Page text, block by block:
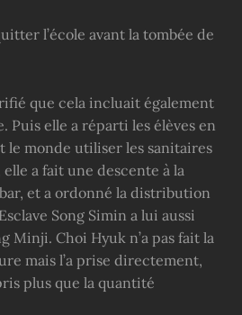
l’école avant la tombée de
que cela incluait également
Puis elle a réparti les élèves en
le monde utiliser les sanitaires
a fait une descente à la
et a ordonné la distribution
Song Simin a lui aussi
Minji. Choi Hyuk n’a pas fait la
mais l’a prise directement,
plus que la quantité